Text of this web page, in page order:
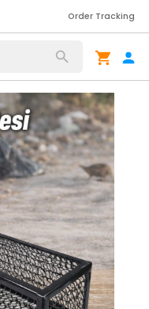
Order Tracking